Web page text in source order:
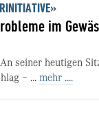
im
seiner heutigen
– ... mehr ....